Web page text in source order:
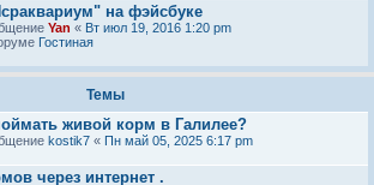
на фэйсбуке
Yan « Вт июл 19, 2016 1:20 pm
Гостиная
Темы
живой корм в Галилее?
kostik7 « Пн май 05, 2025 6:17 pm
через интернет .